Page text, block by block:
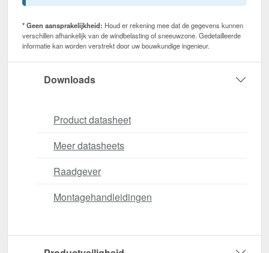
* Geen aansprakelijkheid: Houd er rekening mee dat de gegevens kunnen
verschillen afhankelijk van de windbelasting of sneeuwzone. Gedetailleerde
informatie kan worden verstrekt door uw bouwkundige ingenieur.
Downloads
Product datasheet
Meer datasheets
Raadgever
Montagehandleidingen